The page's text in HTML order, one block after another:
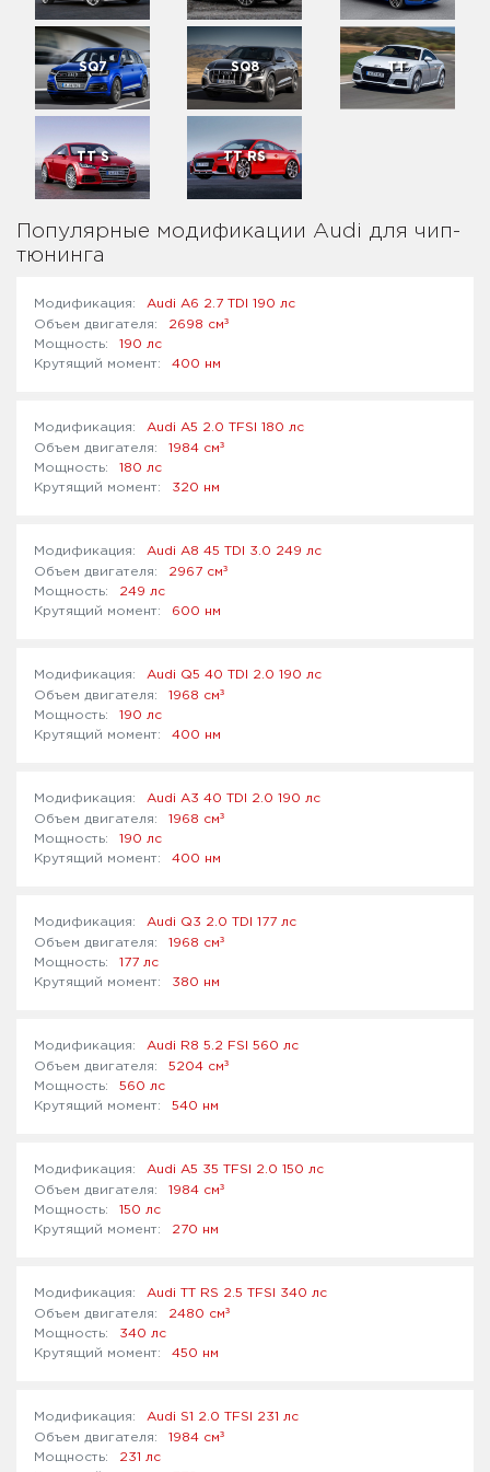
SQ7 SQ8 TT
TT S TT RS
Популярные модификации Audi для чип-
тюнинга
Audi A6 2.7 TDI 190 лс
2698 см³
190 лс
400 нм
Audi A5 2.0 TFSI 180 лс
1984 см³
180 лс
320 нм
Audi A8 45 TDI 3.0 249 лс
2967 см³
249 лс
600 нм
Audi Q5 40 TDI 2.0 190 лс
1968 см³
190 лс
400 нм
Audi A3 40 TDI 2.0 190 лс
1968 см³
190 лс
400 нм
Audi Q3 2.0 TDI 177 лс
1968 см³
177 лс
380 нм
Audi R8 5.2 FSI 560 лс
5204 см³
560 лс
540 нм
Audi A5 35 TFSI 2.0 150 лс
1984 см³
150 лс
270 нм
Audi TT RS 2.5 TFSI 340 лс
2480 см³
340 лс
450 нм
Audi S1 2.0 TFSI 231 лс
1984 см³
231 лс